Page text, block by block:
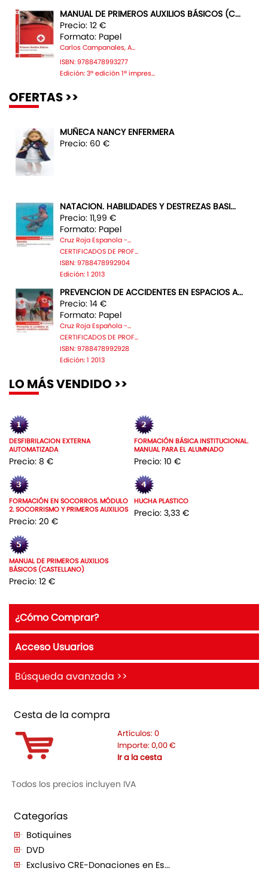
MANUAL DE PRIMEROS AUXILIOS BÁSICOS (C...
Precio: 12 €
Formato: Papel
Carlos Campanales, A...
ISBN: 9788478993277
Edición: 3ª edición 1ª impres...
OFERTAS >>
MUÑECA NANCY ENFERMERA
Precio: 60 €
NATACION. HABILIDADES Y DESTREZAS BASI...
Precio: 11,99 €
Formato: Papel
Cruz Roja Espanola -...
CERTIFICADOS DE PROF...
ISBN: 9788478992904
Edición: 1 2013
PREVENCION DE ACCIDENTES EN ESPACIOS A...
Precio: 14 €
Formato: Papel
Cruz Roja Española -...
CERTIFICADOS DE PROF...
ISBN: 9788478992928
Edición: 1 2013
LO MÁS VENDIDO >>
DESFIBRILACION EXTERNA
AUTOMATIZADA
Precio: 8 €
FORMACIÓN BÁSICA INSTITUCIONAL.
MANUAL PARA EL ALUMNADO
Precio: 10 €
FORMACIÓN EN SOCORROS. MÓDULO
2. SOCORRISMO Y PRIMEROS AUXILIOS
Precio: 20 €
HUCHA PLASTICO
Precio: 3,33 €
MANUAL DE PRIMEROS AUXILIOS
BÁSICOS (CASTELLANO)
Precio: 12 €
¿Cómo Comprar?
Acceso Usuarios
Búsqueda avanzada >>
Cesta de la compra
Artículos: 0
Importe: 0,00 €
Ir a la cesta
Todos los precios incluyen IVA
Categorías
Botiquines
DVD
Exclusivo CRE-Donaciones en Es...